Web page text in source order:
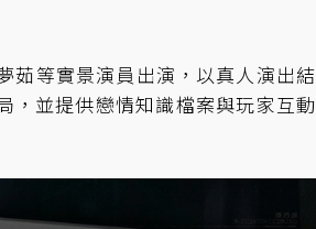
茹等實景演員出演，以真人演出結
，並提供戀情知識檔案與玩家互動